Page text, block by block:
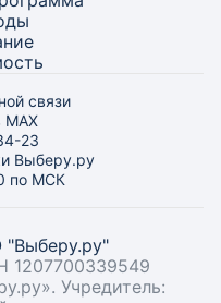
связи
23
Выберу.ру
по МСК
1207700339549
Учредитель: